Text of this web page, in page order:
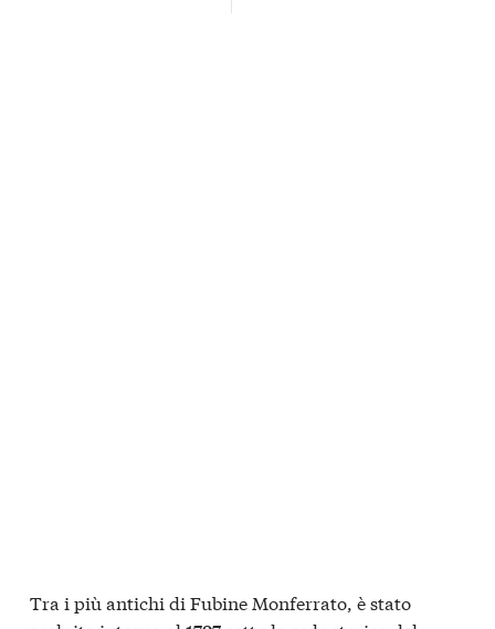
Tra i più antichi di Fubine Monferrato, è stato